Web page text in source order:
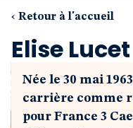
Nos
‹ Retour à l'accueil
Elise Lucet
Née le 30 mai
carrière comme
pour France 3